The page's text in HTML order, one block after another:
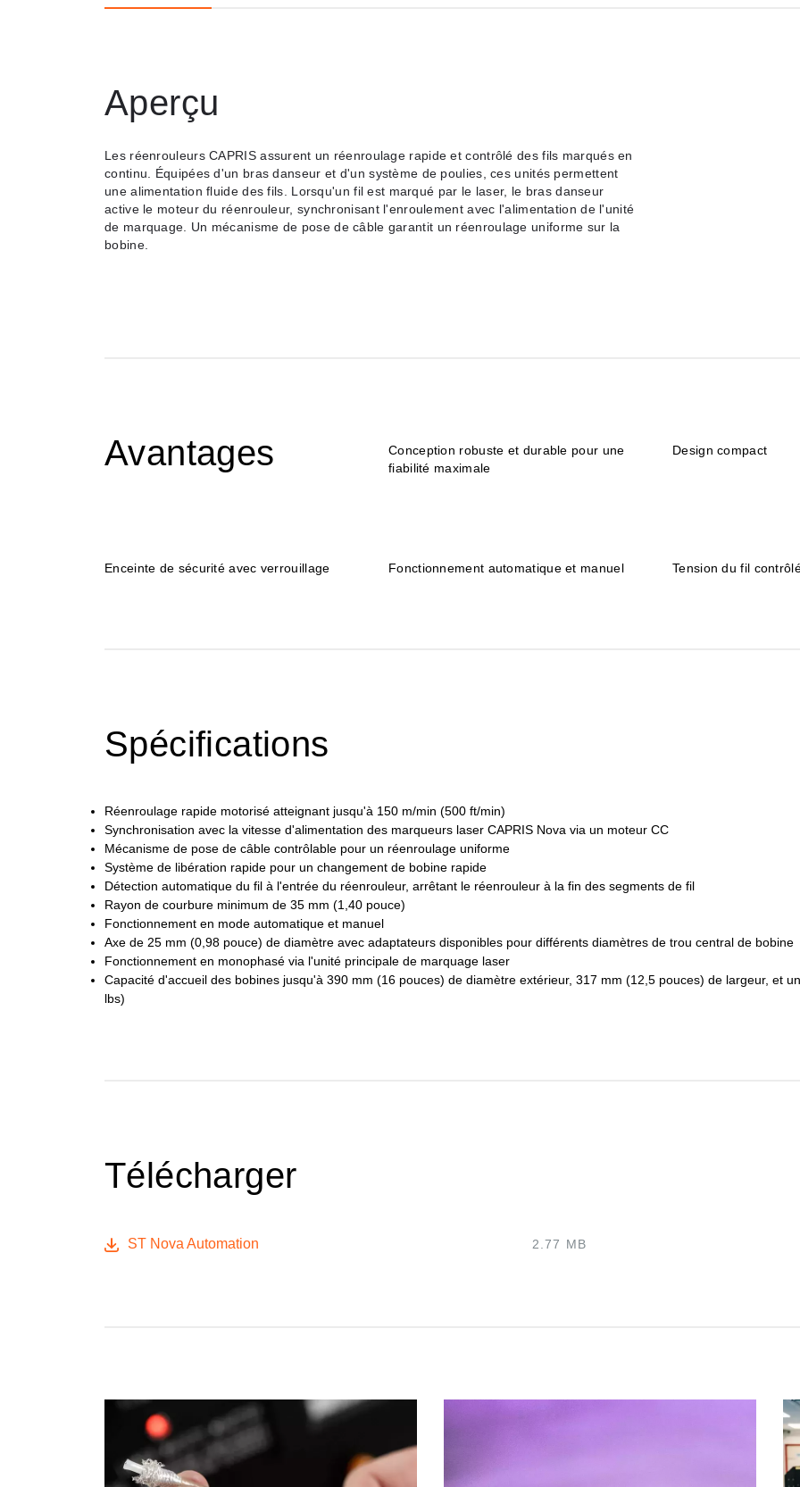
Aperçu
Les réenrouleurs CAPRIS assurent un réenroulage rapide et contrôlé des fils marqués en
continu. Équipées d'un bras danseur et d'un système de poulies, ces unités permettent
une alimentation fluide des fils. Lorsqu'un fil est marqué par le laser, le bras danseur
active le moteur du réenrouleur, synchronisant l'enroulement avec l'alimentation de l'unité
de marquage. Un mécanisme de pose de câble garantit un réenroulage uniforme sur la
bobine.
Avantages
Conception robuste et durable pour une
fiabilité maximale
Design compact
Enceinte de sécurité avec verrouillage Fonctionnement automatique et manuel Tension du fil
Spécifications
Réenroulage rapide motorisé atteignant jusqu'à 150 m/min (500 ft/min)
Synchronisation avec la vitesse d'alimentation des marqueurs laser CAPRIS Nova via un moteur CC
Mécanisme de pose de câble contrôlable pour un réenroulage uniforme
Système de libération rapide pour un changement de bobine rapide
Détection automatique du fil à l'entrée du réenrouleur, arrêtant le réenrouleur à la fin des segments de fil
Rayon de courbure minimum de 35 mm (1,40 pouce)
Fonctionnement en mode automatique et manuel
Axe de 25 mm (0,98 pouce) de diamètre avec adaptateurs disponibles pour différents diamètres de trou central de bobine
Fonctionnement en monophasé via l'unité principale de marquage laser
Capacité d'accueil des bobines jusqu'à 390 mm (16 pouces) de diamètre extérieur, 317 mm (12,5 pouces) de largeur, et
lbs)
Télécharger
ST Nova Automation 2.77 MB